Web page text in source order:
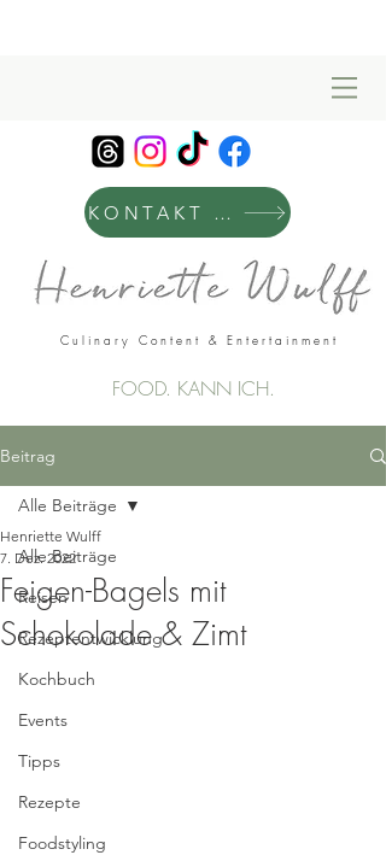
KONTAKT & MANAGEMENT
Culinary Content & Entertainment
FOOD. KANN ICH.
Beitrag
Alle Beiträge
Reisen
Rezeptentwicklung
Kochbuch
Events
Tipps
Rezepte
Foodstyling
Alle Beiträge
Feigen-Bagels mit
Schokolade & Zimt
Henriette Wulff
7. Dez. 2022